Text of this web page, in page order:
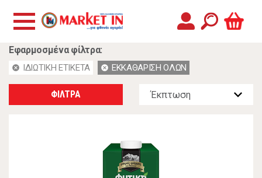
Εφαρμοσμένα φίλτρα:
cancel ΙΔΙΩΤΙΚΗ ΕΤΙΚΕΤΑ cancel ΕΚΚΑΘΑΡΙΣΗ ΟΛΩΝ
ΦΙΛΤΡΑ